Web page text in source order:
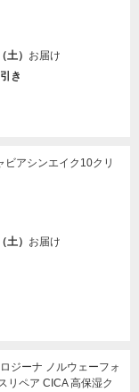
） お届け
き
アシンエイク10クリ
） お届け
ジーナ ノルウェーフォ
リペア CICA 高保湿ク